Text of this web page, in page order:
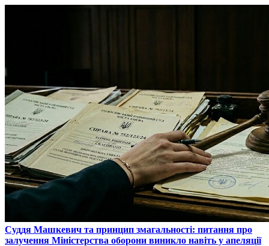
​Суддя Машкевич та принцип змагальності: питання про
залучення Міністерства оборони виникло навіть у апеляції